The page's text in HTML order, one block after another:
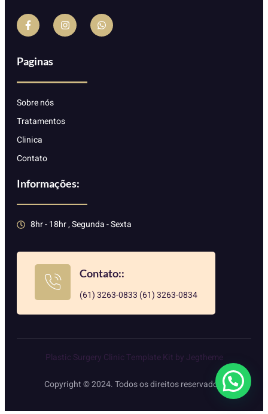
Paginas
Sobre nós
Tratamentos
Clinica
Contato
Informações:
8hr - 18hr , Segunda - Sexta
Contato::
(61) 3263-0833 (61) 3263-0834
Plastic Surgery Clinic Template Kit by Jegtheme
Copyright © 2024. Todos os direitos reservados.